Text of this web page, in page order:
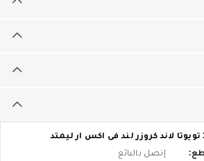
إتصل بالبائع